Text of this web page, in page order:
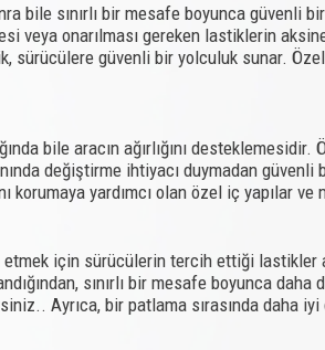
bile sınırlı bir mesafe boyunca güvenli
veya onarılması gereken lastiklerin
sürücülere güvenli bir yolculuk sunar.
bile aracın ağırlığını
değiştirme ihtiyacı duymadan güvenli
yardımcı olan özel iç yapılar ve
için sürücülerin tercih ettiği lastikler
sınırlı bir mesafe boyunca
Ayrıca, bir patlama sırasında daha